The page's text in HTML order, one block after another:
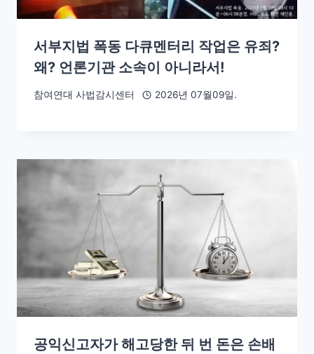
서부지법 폭동 다큐멘터리 작업은 유죄?
왜? 언론기관 소속이 아니라서!
참여연대 사법감시센터 2026년 07월09일.
공익신고자가 해고당한 뒤 번 돈은 손배